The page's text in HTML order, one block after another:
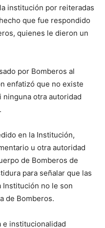
institución por reiteradas
que fue respondido
quienes le dieron un
por Bomberos al
enfatizó que no existe
otra autoridad
en la Institución,
u otra autoridad
de Bomberos de
para señalar que las
Institución no le son
de Bomberos.
e institucionalidad